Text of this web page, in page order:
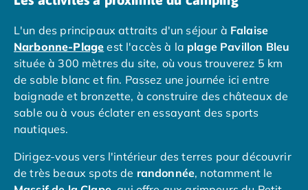
Programme de fidélité
Promos d'été 2026
Nos hébergements
Nos Mobils-Homes/nos-hebergements/location-mobil-
Nos Tentes équipées /nos-hebergements/location-
Nos Emplacements/nos-hebergements/location-
La marque Tohapi by Homair
Vivez l'expérience
Qui sommes nous ?
Services et infos pratiques
Nos modes de paiement
L'un des principaux attraits d'un séjour à Falaise
Narbonne-Plage est l'accès à la plage Pavillon Bleu
située à 300 mètres du site, où vous trouverez 5 km
de sable blanc et fin. Passez une journée ici entre
baignade et bronzette, à construire des châteaux de
sable ou à vous éclater en essayant des sports
nautiques.
Dirigez-vous vers l'intérieur des terres pour découvrir
de très beaux spots de randonnée, notamment le